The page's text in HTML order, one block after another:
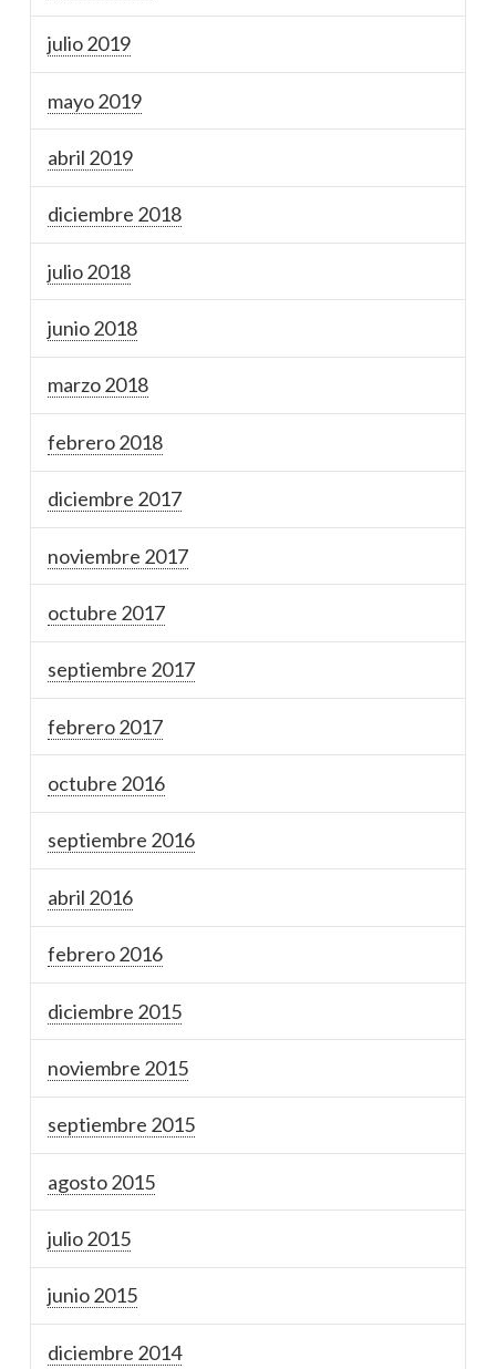
julio 2019
mayo 2019
abril 2019
diciembre 2018
julio 2018
junio 2018
marzo 2018
febrero 2018
diciembre 2017
noviembre 2017
octubre 2017
septiembre 2017
febrero 2017
octubre 2016
septiembre 2016
abril 2016
febrero 2016
diciembre 2015
noviembre 2015
septiembre 2015
agosto 2015
julio 2015
junio 2015
diciembre 2014